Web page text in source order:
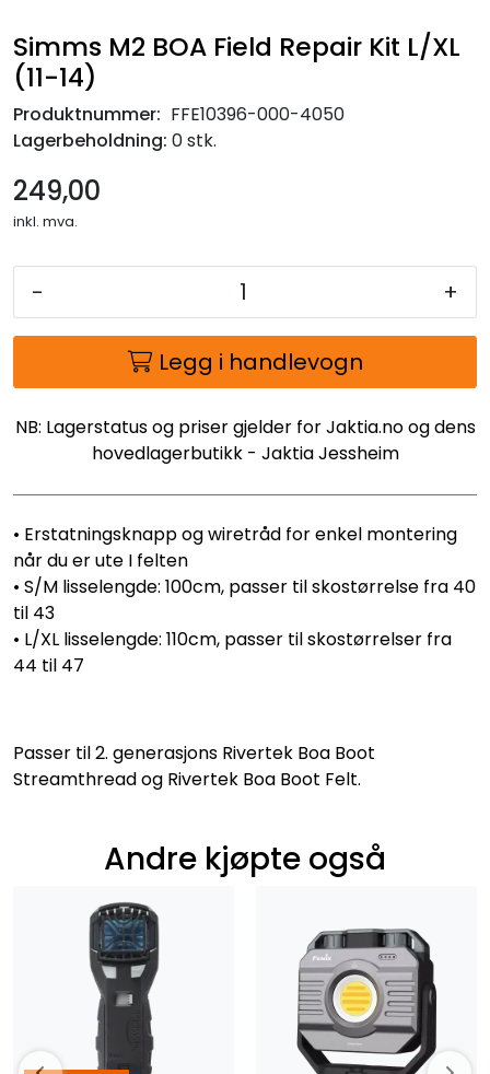
Simms M2 BOA Field Repair Kit L/XL
(11-14)
Produktnummer: FFE10396-000-4050
Lagerbeholdning: 0 stk.
249,00
inkl. mva.
- +
Legg i handlevogn
NB: Lagerstatus og priser gjelder for Jaktia.no og dens
hovedlagerbutikk - Jaktia Jessheim
• Erstatningsknapp og wiretråd for enkel montering
når du er ute I felten
• S/M lisselengde: 100cm, passer til skostørrelse fra 40
til 43
• L/XL lisselengde: 110cm, passer til skostørrelser fra
44 til 47
Passer til 2. generasjons Rivertek Boa Boot
Streamthread og Rivertek Boa Boot Felt.
Andre kjøpte også